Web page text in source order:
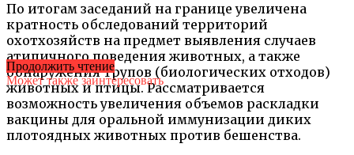
По итогам заседаний на границе увеличена
кратность обследований территорий
охотхозяйств на предмет выявления случаев
атипичного поведения животных, а также
обнаружения трупов (биологических отходов)
животных и птицы. Рассматривается
возможность увеличения объемов раскладки
вакцины для оральной иммунизации диких
плотоядных животных против бешенства.
Продолжить чтение
Может также заинтересовать